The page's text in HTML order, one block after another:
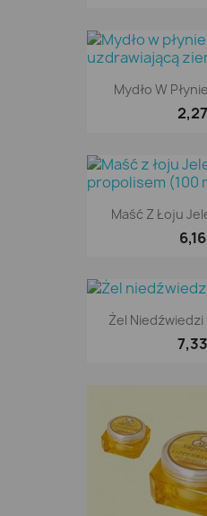
Mydło W
Maść Z Łoju
Żel